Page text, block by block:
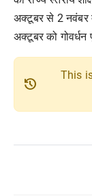
अक्टूबर से 2 नवंबर
अक्टूबर को
history
This